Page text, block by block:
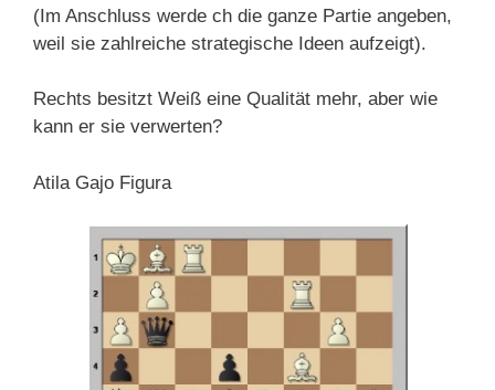
(Im Anschluss werde ch die ganze Partie angeben,
weil sie zahlreiche strategische Ideen aufzeigt).
Rechts besitzt Weiß eine Qualität mehr, aber wie
kann er sie verwerten?
Atila Gajo Figura